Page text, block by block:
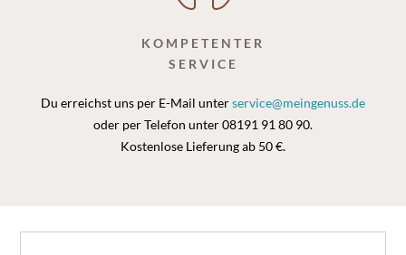
KOMPETENTER
SERVICE
Du erreichst uns per E-Mail unterservice@meingenuss.de
oder per Telefon unter 08191 91 80 90.
Kostenlose Lieferung ab 50 €.